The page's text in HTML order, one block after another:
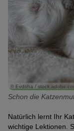
© Evdoha /
Schon die
Natürlich lernt Ihr
wichtige Lektionen.